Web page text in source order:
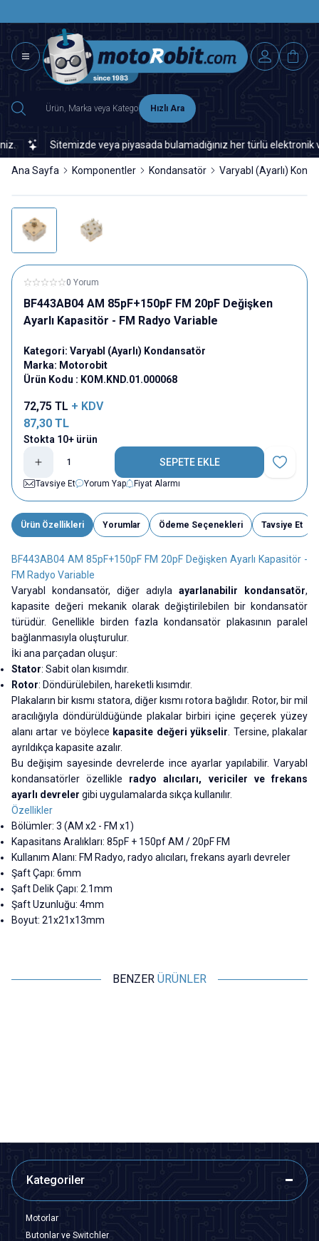
Hızlı Ara
Sitemizde veya piyasada bulamadığınız her türlü elektronik
Ana Sayfa Komponentler Kondansatör Varyabl (Ayarlı)
0 Yorum
BF443AB04 AM 85pF+150pF FM 20pF Değişken
Ayarlı Kapasitör - FM Radyo Variable
Kategori: Varyabl (Ayarlı) Kondansatör
Marka: Motorobit
Ürün Kodu : KOM.KND.01.000068
72,75 TL + KDV
87,30 TL
Stokta 10+ ürün
SEPETE EKLE
Favoriye
Tavsiye Et
Yorum Yap Fiyat Alarmı
Ürün Özellikleri Yorumlar Ödeme Seçenekleri Tavsiye Et
BF443AB04 AM 85pF+150pF FM 20pF Değişken Ayarlı Kapasitör -
FM Radyo Variable
Varyabl kondansatör, diğer adıyla
ayarlanabilir kondansatör,
kapasite değeri mekanik olarak değiştirilebilen bir kondansatör
türüdür. Genellikle birden fazla kondansatör plakasının paralel
bağlanmasıyla oluşturulur.
İki ana parçadan oluşur:
Stator: Sabit olan kısımdır.
Rotor: Döndürülebilen, hareketli kısımdır.
Plakaların bir kısmı statora, diğer kısmı rotora bağlıdır. Rotor, bir mil
aracılığıyla döndürüldüğünde plakalar birbiri içine geçerek yüzey
alanı artar ve böylece kapasite değeri yükselir . Tersine, plakalar
ayrıldıkça kapasite azalır.
Bu değişim sayesinde devrelerde ince ayarlar yapılabilir. Varyabl
kondansatörler özellikle
radyo alıcıları, vericiler ve frekans
ayarlı devreler gibi uygulamalarda sıkça kullanılır.
Özellikler
Bölümler: 3 (AM x2 - FM x1)
Kapasitans Aralıkları: 85pF + 150pf AM / 20pF FM
Kullanım Alanı: FM Radyo, radyo alıcıları, frekans ayarlı devreler
Şaft Çapı: 6mm
Şaft Delik Çapı: 2.1mm
Şaft Uzunluğu: 4mm
Boyut: 21x21x13mm
BENZER ÜRÜNLER
Kategoriler
Motorlar
Butonlar ve Switchler